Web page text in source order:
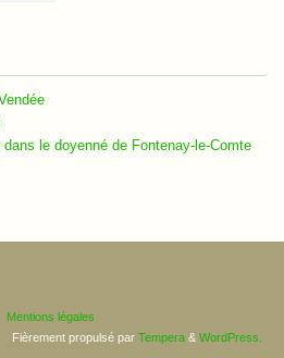
le doyenné de Fontenay-le-Comte
Mentions légales
Fièrement propulsé par Tempera & WordPress.